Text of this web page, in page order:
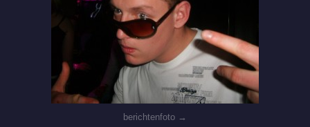
berichtenfoto →